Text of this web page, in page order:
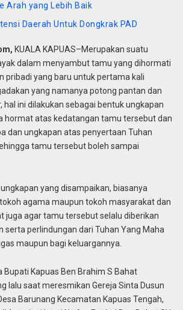
Arah yang Lebih Baik
Daerah Untuk Dongkrak PAD
KUALA KAPUAS–Merupakan suatu
dalam menyambut tamu yang dihormati
pribadi yang baru untuk pertama kali
yang namanya potong pantan dan
hal ini dilakukan sebagai bentuk ungkapan
hormat atas kedatangan tamu tersebut dan
dan ungkapan atas penyertaan Tuhan
tamu tersebut boleh sampai
yang disampaikan, biasanya
agama maupun tokoh masyarakat dan
juga agar tamu tersebut selalu diberikan
serta perlindungan dari Tuhan Yang Maha
maupun bagi keluargannya.
Bupati Kapuas Ben Brahim S Bahat
lalu saat meresmikan Gereja Sinta Dusun
Barunang Kecamatan Kapuas Tengah,